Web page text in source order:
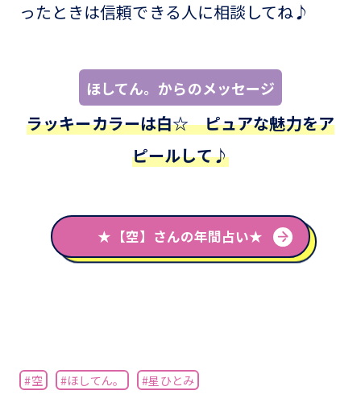
ったときは信頼できる人に相談してね♪
ほしてん。からのメッセージ
ラッキーカラーは白☆ ピュアな魅力をア
ピールして♪
★【空】さんの年間占い★
#空 #ほしてん。 #星ひとみ